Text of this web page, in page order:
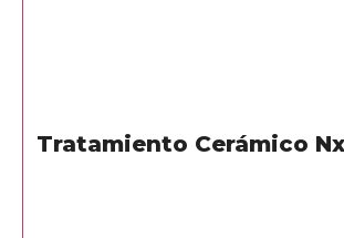
Tratamiento Cerámico